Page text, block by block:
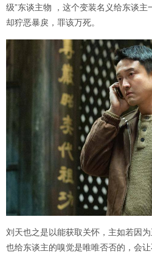
级”东谈主物 ，这个变装名义给东谈主
却狞恶暴戾，罪该万死。
刘天也之是以能获取关怀，主如若因
也给东谈主的嗅觉是唯唯否否的，会